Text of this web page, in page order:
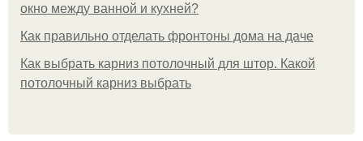
окно между ванной и кухней?
Как правильно отделать фронтоны дома на даче
Как выбрать карниз потолочный для штор. Какой
потолочный карниз выбрать